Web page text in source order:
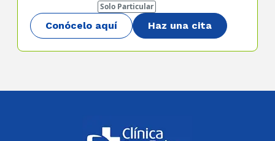
Solo Particular
Conócelo aquí Haz una cita